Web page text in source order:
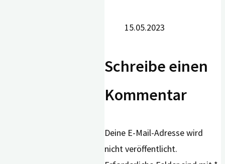
15.05.2023
Schreibe einen
Kommentar
Deine E-Mail-Adresse wird
nicht veröffentlicht.